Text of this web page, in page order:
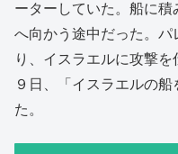
ーターしていた。船に
へ向かう途中だった。
り、イスラエルに攻撃を
９日、「イスラエルの
た。